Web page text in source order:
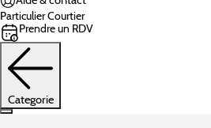
ParticulierCourtier
Prendre un RDV
Categorie